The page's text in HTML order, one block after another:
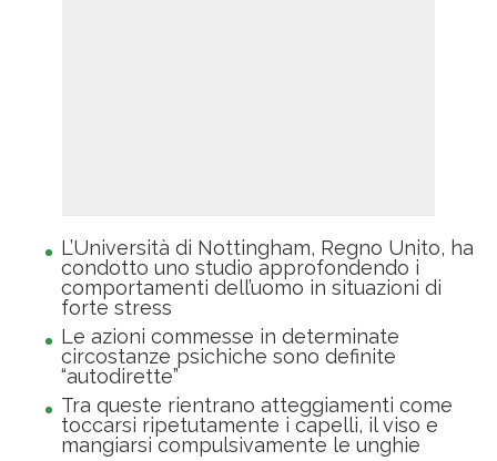
L’Università di Nottingham, Regno Unito, ha
condotto uno studio approfondendo i
comportamenti dell’uomo in situazioni di
forte stress
Le azioni commesse in determinate
circostanze psichiche sono definite
“autodirette”
Tra queste rientrano atteggiamenti come
toccarsi ripetutamente i capelli, il viso e
mangiarsi compulsivamente le unghie